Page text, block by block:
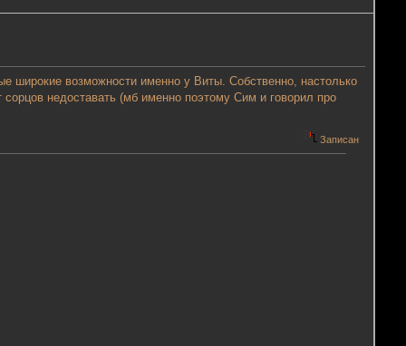
широкие возможности именно у Виты. Собственно, настолько
недоставать (мб именно поэтому Сим и говорил про
Записан